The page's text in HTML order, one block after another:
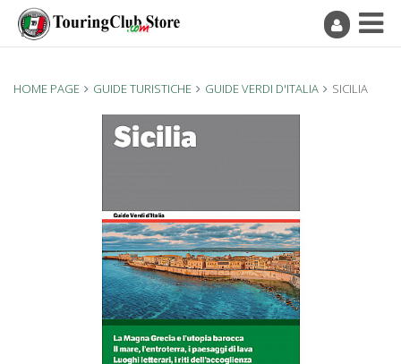
HOME PAGE GUIDE TURISTICHE GUIDE VERDI D'ITALIA SICILIA